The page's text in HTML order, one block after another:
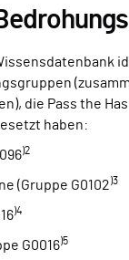
die Pass the
haben:
)2
(Gruppe G0102)3
)4
G0016)5